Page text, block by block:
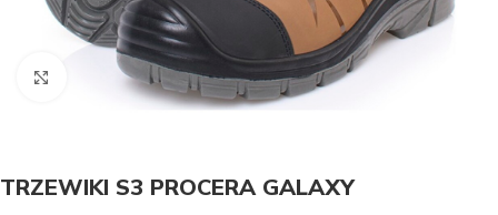
Kliknij aby powiększyć
TRZEWIKI S3 PROCERA GALAXY